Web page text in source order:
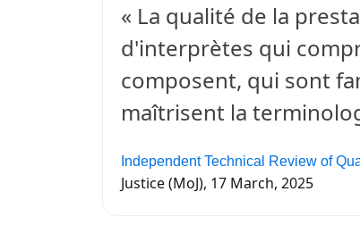
« La qualité de la
d'interprètes qui
composent, qui sont
maîtrisent la
Independent Technical Review of
Justice (MoJ), 17 March, 2025